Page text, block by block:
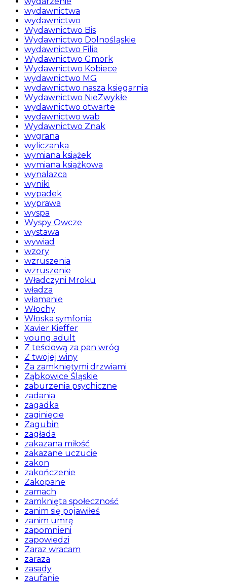
wydawnictwa
wydawnictwo
Wydawnictwo Bis
Wydawnictwo Dolnośląskie
wydawnictwo Filia
Wydawnictwo Gmork
Wydawnictwo Kobiece
wydawnictwo MG
wydawnictwo nasza księgarnia
Wydawnictwo NieZwykłe
wydawnictwo otwarte
wydawnictwo wab
Wydawnictwo Znak
wygrana
wyliczanka
wymiana książek
wymiana książkowa
wynalazca
wyniki
wypadek
wyprawa
wyspa
Wyspy Owcze
wystawa
wywiad
wzory
wzruszenia
wzruszenie
Władczyni Mroku
władza
włamanie
Włochy
Włoska symfonia
Xavier Kieffer
young adult
Z teściową za pan wróg
Z twojej winy
Za zamkniętymi drzwiami
Ząbkowice Śląskie
zaburzenia psychiczne
zadania
zagadka
zaginięcie
Zagubin
zagłada
zakazana miłość
zakazane uczucie
zakon
zakończenie
Zakopane
zamach
zamknięta społeczność
zanim się pojawiłeś
zanim umrę
zapomnieni
zapowiedzi
Zaraz wracam
zaraza
zasady
zaufanie